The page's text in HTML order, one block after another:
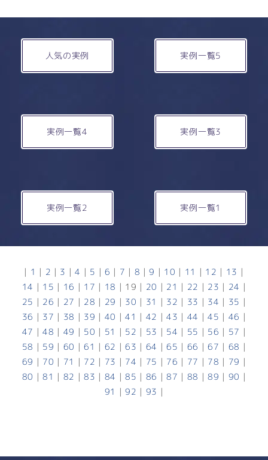
人気の実例 実例一覧5
実例一覧4 実例一覧3
実例一覧2 実例一覧1
| 1 | 2 | 3 | 4 | 5 | 6 | 7 | 8 | 9 | 10 | 11 | 12 | 13 |
14 | 15 | 16 | 17 | 18 | 19 | 20 | 21 | 22 | 23 | 24 |
25 | 26 | 27 | 28 | 29 | 30 | 31 | 32 | 33 | 34 | 35 |
36 | 37 | 38 | 39 | 40 | 41 | 42 | 43 | 44 | 45 | 46 |
47 | 48 | 49 | 50 | 51 | 52 | 53 | 54 | 55 | 56 | 57 |
58 | 59 | 60 | 61 | 62 | 63 | 64 | 65 | 66 | 67 | 68 |
69 | 70 | 71 | 72 | 73 | 74 | 75 | 76 | 77 | 78 | 79 |
80 | 81 | 82 | 83 | 84 | 85 | 86 | 87 | 88 | 89 | 90 |
91 | 92 | 93 |